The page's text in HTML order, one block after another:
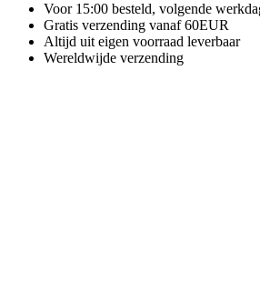
Voor 15:00 besteld, volgende
Gratis verzending vanaf 60EUR
Altijd uit eigen voorraad leverbaar
Wereldwijde verzending